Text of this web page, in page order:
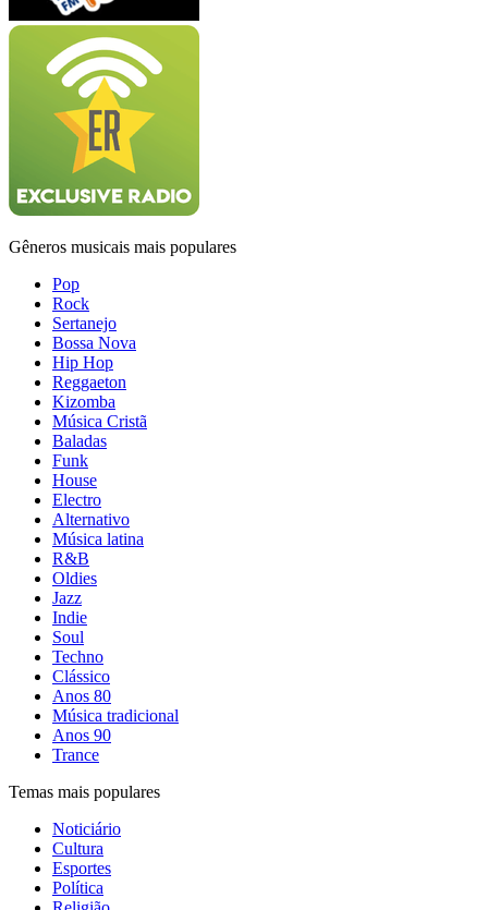
Gêneros musicais mais populares
Pop
Rock
Sertanejo
Bossa Nova
Hip Hop
Reggaeton
Kizomba
Música Cristã
Baladas
Funk
House
Electro
Alternativo
Música latina
R&B
Oldies
Jazz
Indie
Soul
Techno
Clássico
Anos 80
Música tradicional
Anos 90
Trance
Temas mais populares
Noticiário
Cultura
Esportes
Política